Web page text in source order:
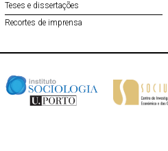
Teses e dissertações
Recortes de imprensa